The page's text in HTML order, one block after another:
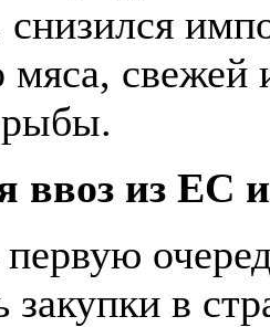
мяса, свежей
ввоз из ЕС
закупки в